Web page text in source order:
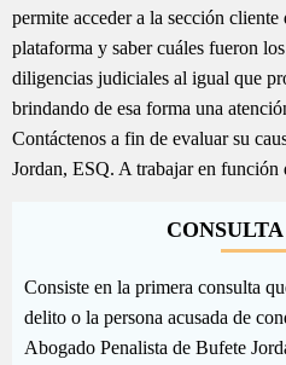
permite acceder a la sección cliente
plataforma y saber cuáles fueron
diligencias judiciales al igual que
brindando de esa forma una
Contáctenos a fin de evaluar su
Jordan, ESQ. A trabajar en función
Consiste en la primera consulta
delito o la persona acusada de
Abogado Penalista de Bufete